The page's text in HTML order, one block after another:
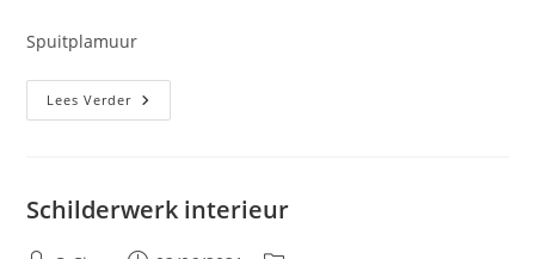
Spuitplamuur
Lees VerderSpuitplamuur
Schilderwerk interieur